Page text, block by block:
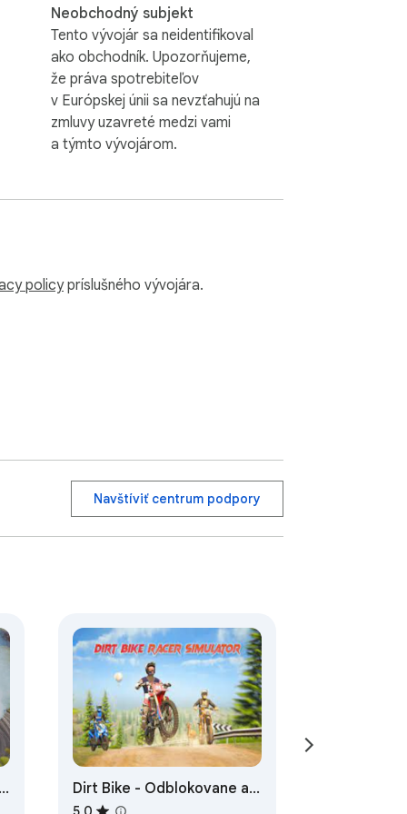
Neobchodný subjekt
Tento vývojár sa neidentifikoval
ako obchodník. Upozorňujeme,
že práva spotrebiteľov
v Európskej únii sa nevzťahujú na
zmluvy uzavreté medzi vami
a týmto vývojárom.
policypríslušného vývojára.
Navštíviť centrum podpory
Dirt Bike - Odblokovane a
zadarmo